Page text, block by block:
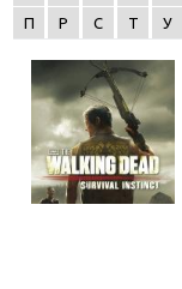
П
Р С Т У